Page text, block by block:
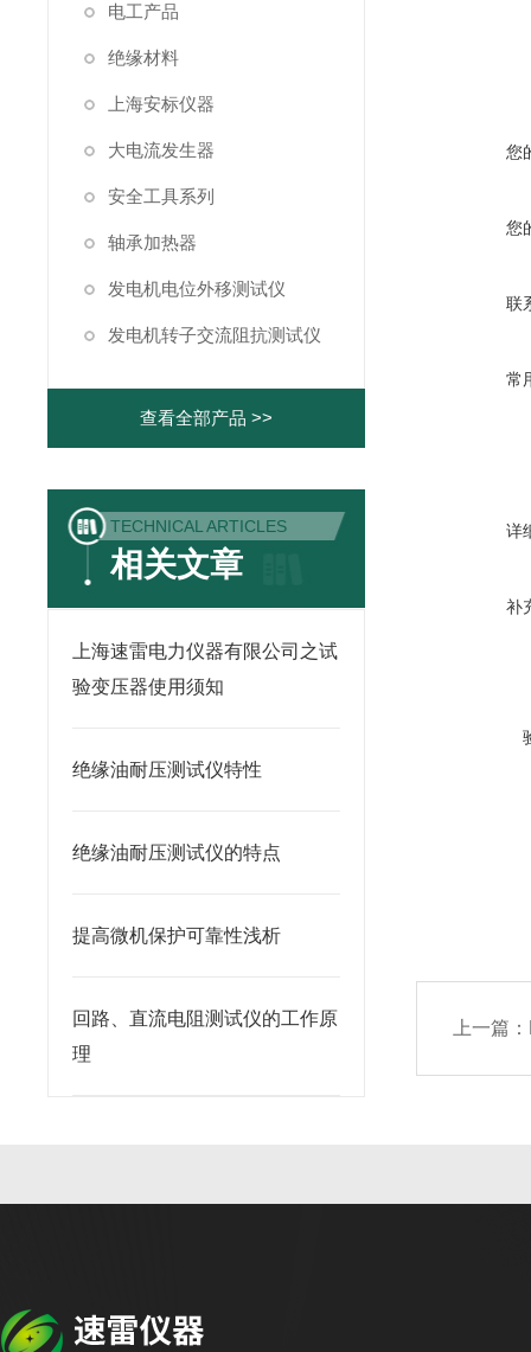
电工产品
绝缘材料
上海安标仪器
大电流发生器
安全工具系列
轴承加热器
发电机电位外移测试仪
发电机转子交流阻抗测试仪
查看全部产品 >>
TECHNICAL ARTICLES
相关文章
上海速雷电力仪器有限公司之试
验变压器使用须知
绝缘油耐压测试仪特性
绝缘油耐压测试仪的特点
提高微机保护可靠性浅析
回路、直流电阻测试仪的工作原
理
您
您
联
常
详
补
上一篇：